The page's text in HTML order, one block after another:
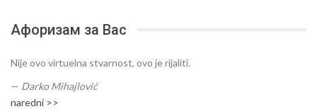
Афоризам за Вас
Nije ovo virtuelna stvarnost, ovo je rijaliti.
— Darko Mihajlović
naredni >>